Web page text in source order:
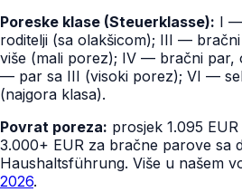
Poreske klase (Steuerklasse): I —
roditelji (sa olakšicom); III —
više (mali porez); IV — bračni par,
— par sa III (visoki porez); VI —
(najgora klasa).
Povrat poreza: prosjek 1.095
3.000+ EUR za bračne parove sa
Haushaltsführung. Više u našem
2026.